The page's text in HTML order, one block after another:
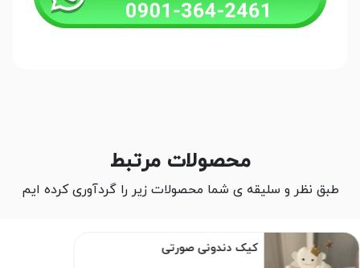
محصولات مرتبط
طبق نظر و سلیقه ی شما محصولات زیر را گردآوری کرده ایم
کیک دندونی صورتی